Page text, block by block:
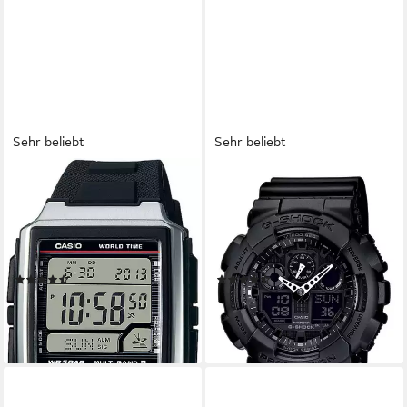
Sehr beliebt
CASIO FUNK
Funkchronograph WV-59R-
1AEF, Quarzuhr, Armbanduhr
Herren, Digitaluhr,Funkuhr,
Resinarmband,Weltzeit
(347)
64,90 €
lieferbar - in 1-2 Werktagen bei dir
Sehr beliebt
CASIO G-SHOCK
Chronograph GA-100-1A1ER,
bis 20 bar
wasserd.Resinarmband
(426)
119,00 €
lieferbar - in 1-2 Werktagen bei dir
+2